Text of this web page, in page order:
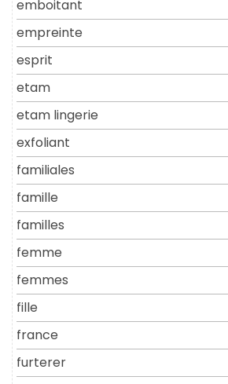
emboitant
empreinte
esprit
etam
etam lingerie
exfoliant
familiales
famille
familles
femme
femmes
fille
france
furterer